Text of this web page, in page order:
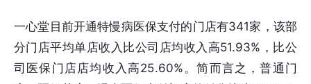
一心堂目前开通特慢病医保支付的门店有341家，该部
分门店平均单店收入比公司店均收入高51.93%，比公
司医保门店店均收入高25.60%。简而言之，普通门